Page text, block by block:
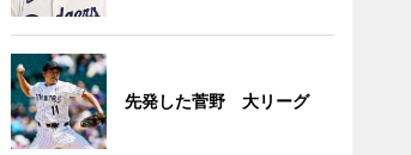
先発した菅野 大リーグ